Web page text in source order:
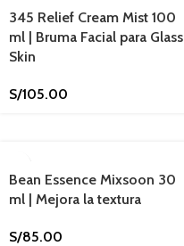
345 Relief Cream Mist 100
ml | Bruma Facial para Glass
Skin
S/105.00
Bean Essence Mixsoon 30
ml | Mejora la textura
S/85.00